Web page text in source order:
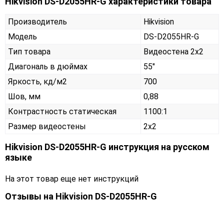
Производитель
Hikvision
Модель
DS-D2055HR-G
Тип товара
Видеостена 2х2
Диагональ в дюймах
55"
Яркость, кд/м2
700
Шов, мм
0,88
Контрастность статическая
1100:1
Размер видеостены
2x2
Hikvision DS-D2055HR-G инструкция на русском
языке
На этот товар еще нет инструкций
Отзывы на Hikvision DS-D2055HR-G